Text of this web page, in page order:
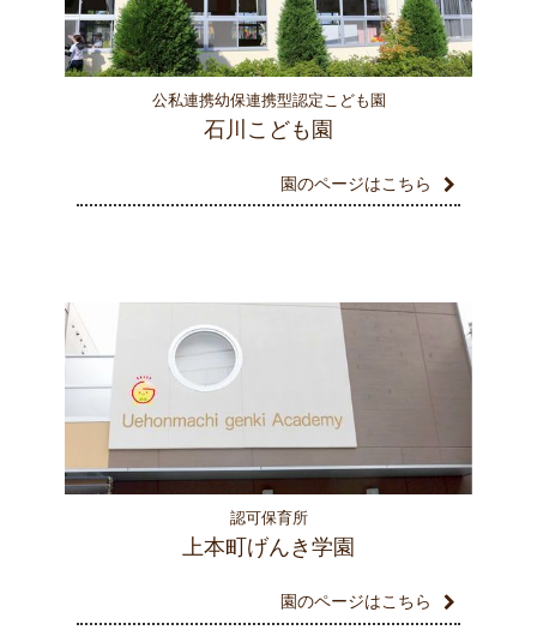
公私連携幼保連携型認定こども園
石川こども園
園のページはこちら
認可保育所
上本町げんき学園
園のページはこちら